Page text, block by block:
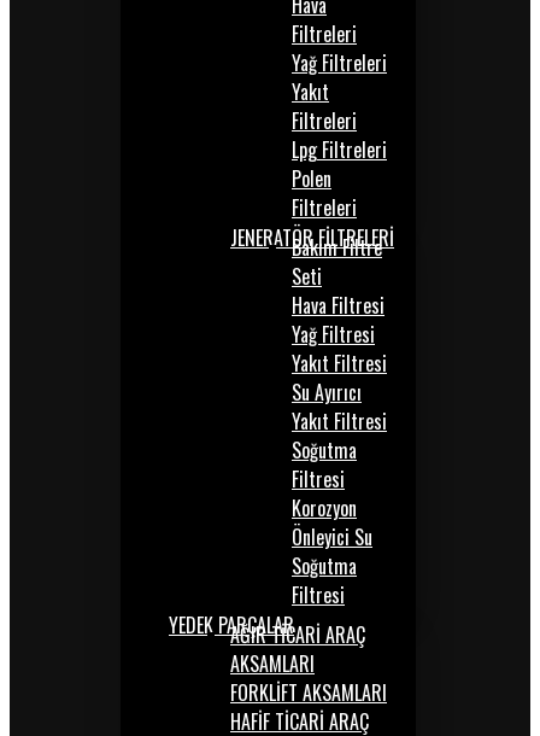
Filtreleri
Yağ Filtreleri
Yakıt
Filtreleri
Lpg Filtreleri
Polen
Filtreleri
JENERATÖR FİLTRELERİ
Bakım Filtre
Seti
Hava Filtresi
Yağ Filtresi
Yakıt Filtresi
Su Ayırıcı
Yakıt Filtresi
Soğutma
Filtresi
Korozyon
Önleyici Su
Soğutma
Filtresi
YEDEK PARÇALARAĞIR TİCARİ ARAÇ
AKSAMLARI
FORKLİFT AKSAMLARI
HAFİF TİCARİ ARAÇ